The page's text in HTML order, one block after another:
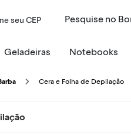
seu CEP
Pesquise
Geladeiras Notebooks
Cera e Folha de Depilação